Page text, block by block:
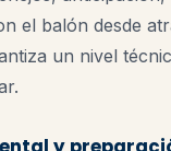
el balón desde
un nivel